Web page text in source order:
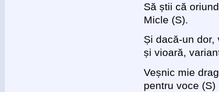
Să știi că
Micle (S).
Și dacă-un
și vioară,
Veșnic mie
pentru voce